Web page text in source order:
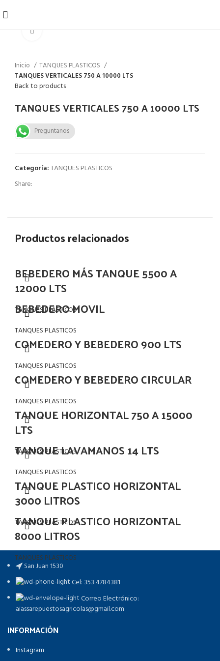
Inicio
TANQUES PLASTICOS
TANQUES VERTICALES 750 A 10000 LTS
Back to products
TANQUES VERTICALES 750 A 10000 LTS
Preguntanos
Categoría:TANQUES PLASTICOS
Share:
Productos relacionados
BEBEDERO MÁS TANQUE 5500 A
12000 LTS
TANQUES PLASTICOS
BEBEDERO MOVIL
TANQUES PLASTICOS
COMEDERO Y BEBEDERO 900 LTS
TANQUES PLASTICOS
COMEDERO Y BEBEDERO CIRCULAR
TANQUES PLASTICOS
TANQUE HORIZONTAL 750 A 15000
LTS
TANQUES PLASTICOS
TANQUE LAVAMANOS 14 LTS
TANQUES PLASTICOS
TANQUE PLASTICO HORIZONTAL
3000 LITROS
TANQUES PLASTICOS
TANQUE PLASTICO HORIZONTAL
8000 LITROS
TANQUES PLASTICOS
San Juan 1530
Cel: 353 4784381
Correo Electrónico:
aiassarepuestosagricolas@gmail.com
INFORMACIÓN
Instagram